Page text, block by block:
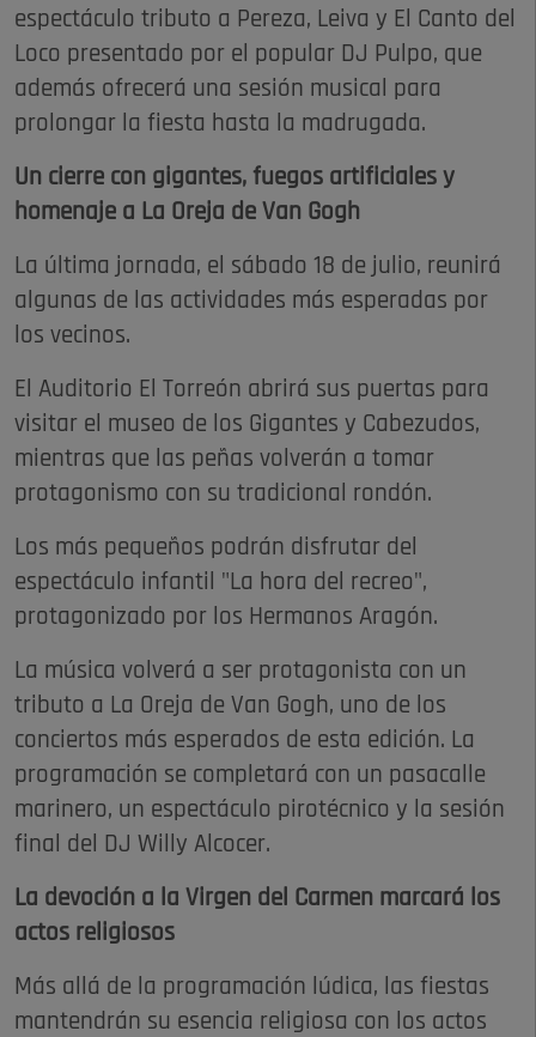
espectáculo tributo a Pereza, Leiva y El Canto del
Loco presentado por el popular DJ Pulpo, que
además ofrecerá una sesión musical para
prolongar la fiesta hasta la madrugada.
Un cierre con gigantes, fuegos artificiales y
homenaje a La Oreja de Van Gogh
La última jornada, el sábado 18 de julio, reunirá
algunas de las actividades más esperadas por
los vecinos.
El Auditorio El Torreón abrirá sus puertas para
visitar el museo de los Gigantes y Cabezudos,
mientras que las peñas volverán a tomar
protagonismo con su tradicional rondón.
Los más pequeños podrán disfrutar del
espectáculo infantil "La hora del recreo",
protagonizado por los Hermanos Aragón.
La música volverá a ser protagonista con un
tributo a La Oreja de Van Gogh, uno de los
conciertos más esperados de esta edición. La
programación se completará con un pasacalle
marinero, un espectáculo pirotécnico y la sesión
final del DJ Willy Alcocer.
La devoción a la Virgen del Carmen marcará los
actos religiosos
Más allá de la programación lúdica, las fiestas
mantendrán su esencia religiosa con los actos